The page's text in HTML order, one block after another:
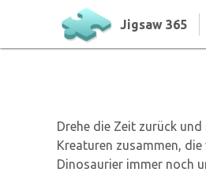
Jigsaw 365
Drehe die Zeit zurück
Kreaturen zusammen,
Dinosaurier immer noch